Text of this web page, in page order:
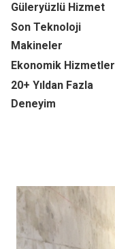
Güleryüzlü Hizmet
Son Teknoloji
Makineler
Ekonomik Hizmetler
20+ Yıldan Fazla
Deneyim